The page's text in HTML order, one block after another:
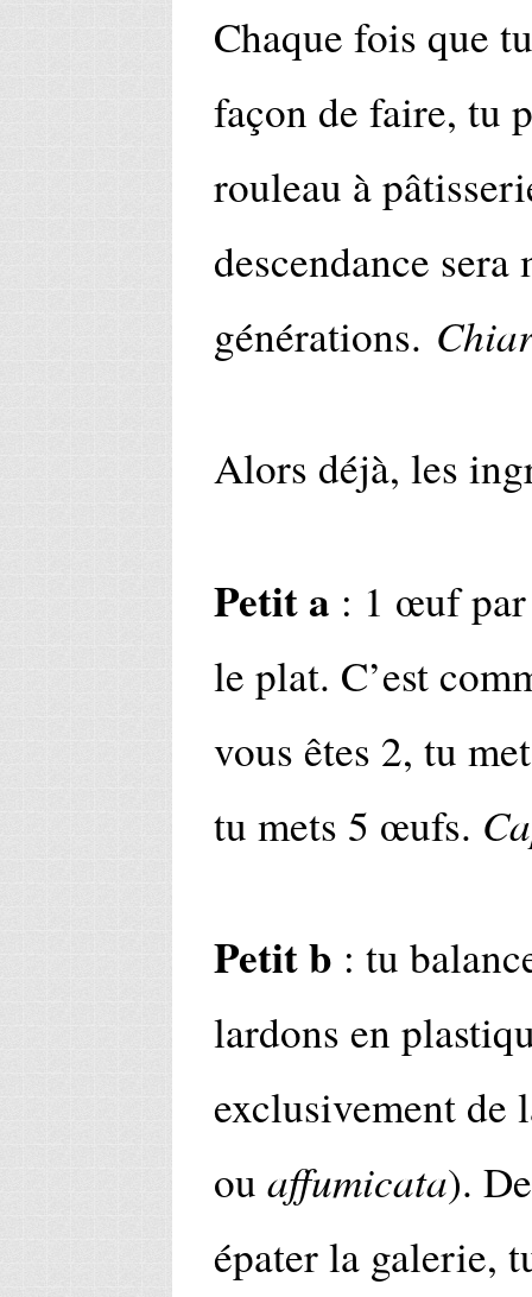
Chaque fois que
façon de faire, tu
rouleau à
descendance
générations.
Alors déjà, les
Petit a : 1 œuf
le plat. C’est
vous êtes 2, tu
tu mets 5 œufs.
Petit b : tu
lardons en
exclusivement de
ou affumicata).
épater la galerie,